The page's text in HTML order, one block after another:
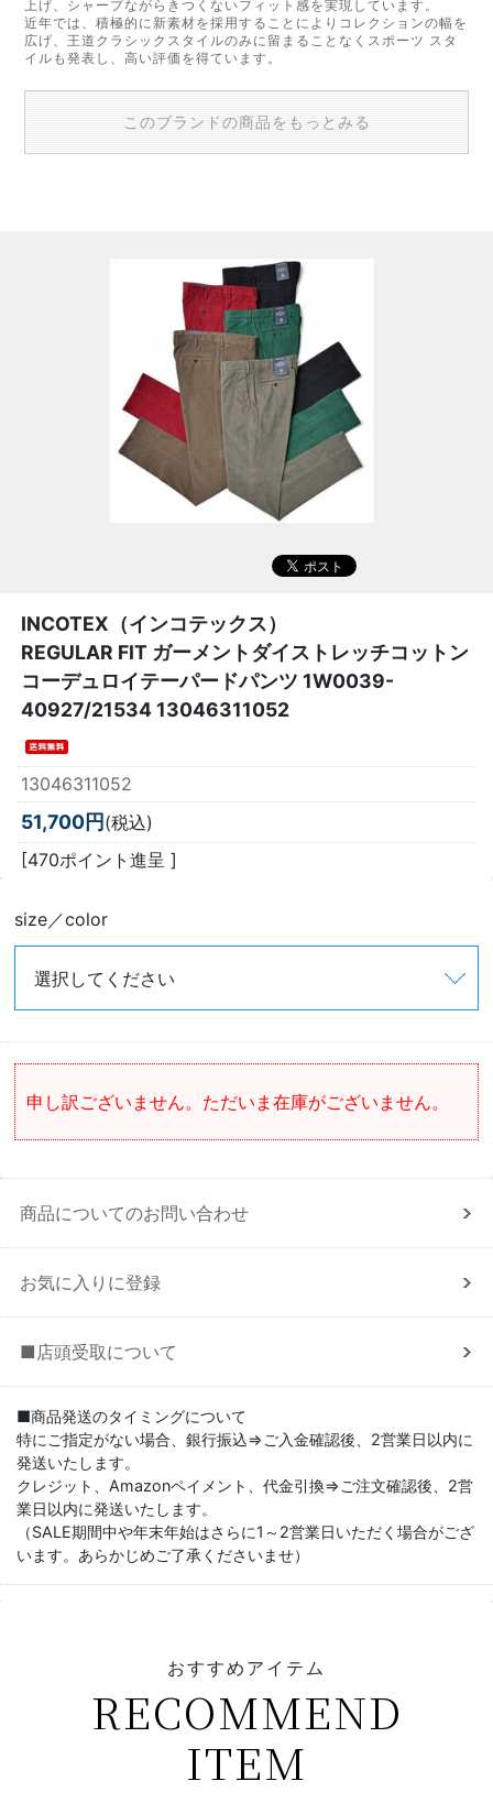
上げ、シャープながらきつくないフィット感を実現しています。
近年では、積極的に新素材を採用することによりコレクションの幅を
広げ、王道クラシックスタイルのみに留まることなくスポーツ スタ
イルも発表し、高い評価を得ています。
このブランドの商品をもっとみる
INCOTEX（インコテックス）
REGULAR FIT ガーメントダイストレッチコットン
コーデュロイテーパードパンツ 1W0039-
40927/21534 13046311052
13046311052
51,700円(税込)
[470ポイント進呈 ]
size／color
申し訳ございません。ただいま在庫がございません。
商品についてのお問い合わせ
お気に入りに登録
■店頭受取について
■商品発送のタイミングについて
特にご指定がない場合、銀行振込⇒ご入金確認後、2営業日以内に
発送いたします。
クレジット、Amazonペイメント、代金引換⇒ご注文確認後、2営
業日以内に発送いたします。
（SALE期間中や年末年始はさらに1～2営業日いただく場合がござ
います。あらかじめご了承くださいませ）
おすすめアイテム
RECOMMEND
ITEM